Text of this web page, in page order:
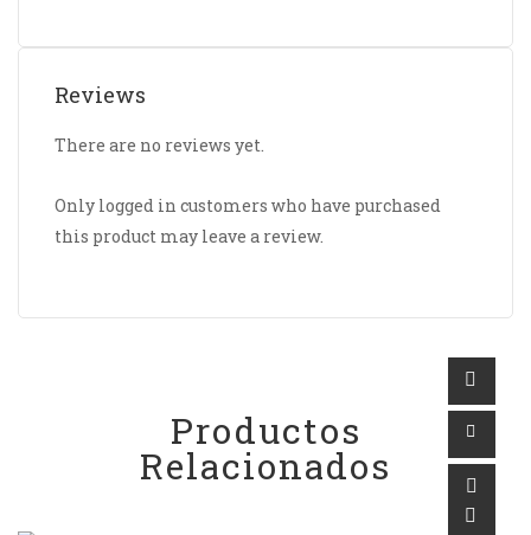
Reviews
There are no reviews yet.
Only logged in customers who have purchased
this product may leave a review.
Productos
Relacionados